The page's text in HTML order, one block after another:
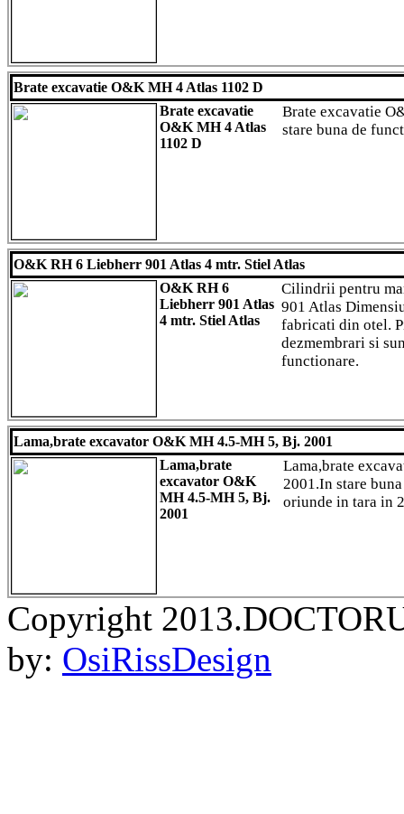
Brate excavatie O&K MH 4 Atlas 1102 D
Brate excavatie
O&K MH 4 Atlas
1102 D
Brate excavatie
stare buna de
O&K RH 6 Liebherr 901 Atlas 4 mtr. Stiel Atlas
O&K RH 6
Liebherr 901 Atlas
4 mtr. Stiel Atlas
Cilindrii pentru
901 Atlas
fabricati din otel.
dezmembrari si
functionare.
Lama,brate excavator O&K MH 4.5-MH 5, Bj. 2001
Lama,brate
excavator O&K
MH 4.5-MH 5, Bj.
2001
Lama,brate
2001.In stare
oriunde in tara in
Copyright
by: OsiRissDesign